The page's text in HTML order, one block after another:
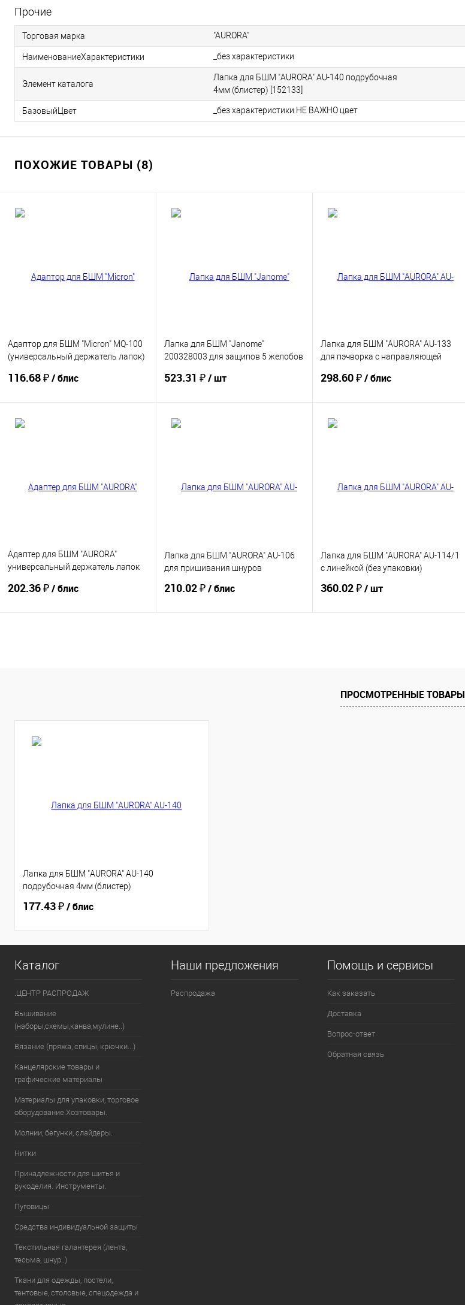
Прочие
Торговая марка "AURORA"
НаименованиеХарактеристики _без характеристики
Элемент каталога
Лапка для БШМ "AURORA" AU-140 подрубочная
4мм (блистер) [152133]
БазовыйЦвет _без характеристики НЕ ВАЖНО цвет
ПОХОЖИЕ ТОВАРЫ (8)
Адаптор для БШМ "Micron" MQ-100
(универсальный держатель лапок)
116.68 ₽/ блис
Лапка для БШМ "Janome"
200328003 для защипов 5 желобов
523.31 ₽/ шт
Лапка для БШМ "AURORA" AU-133
для пэчворка с направляющей
298.60 ₽/ блис
Адаптер для БШМ "AURORA"
универсальный держатель лапок
202.36 ₽/ блис
В избранное
Лапка для БШМ "AURORA" AU-106
для пришивания шнуров
210.02 ₽/ блис
В избранное
Лапка для БШМ "AURORA" AU-114/1
с линейкой (без упаковки)
360.02 ₽/ шт
В избранное
ПРОСМОТРЕННЫЕ ТОВАРЫ
Лапка для БШМ "AURORA" AU-140
подрубочная 4мм (блистер)
177.43 ₽/ блис
Каталог
.ЦЕНТР РАСПРОДАЖ
Вышивание
(наборы,схемы,канва,мулине..)
Вязание (пряжа, спицы, крючки...)
Канцелярские товары и
графические материалы
Материалы для упаковки, торговое
оборудование.Хозтовары.
Молнии, бегунки, слайдеры.
Нитки
Принадлежности для шитья и
рукоделия. Инструменты.
Пуговицы
Средства индивидуальной защиты
Текстильная галантерея (лента,
тесьма, шнур..)
Ткани для одежды, постели,
тентовые, столовые, спецодежда и
Наши предложения
Распродажа
Помощь и сервисы
Как заказать
Доставка
Вопрос-ответ
Обратная связь